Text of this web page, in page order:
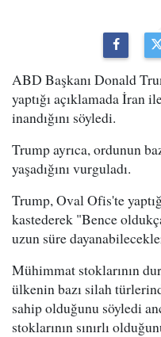
ABD Başkanı Donald
yaptığı açıklamada İran
inandığını söyledi.
Trump ayrıca, ordunun
yaşadığını vurguladı.
Trump, Oval Ofis'te
kastederek "Bence
uzun süre
Mühimmat stoklarının
ülkenin bazı silah
sahip olduğunu söyledi
stoklarının sınırlı